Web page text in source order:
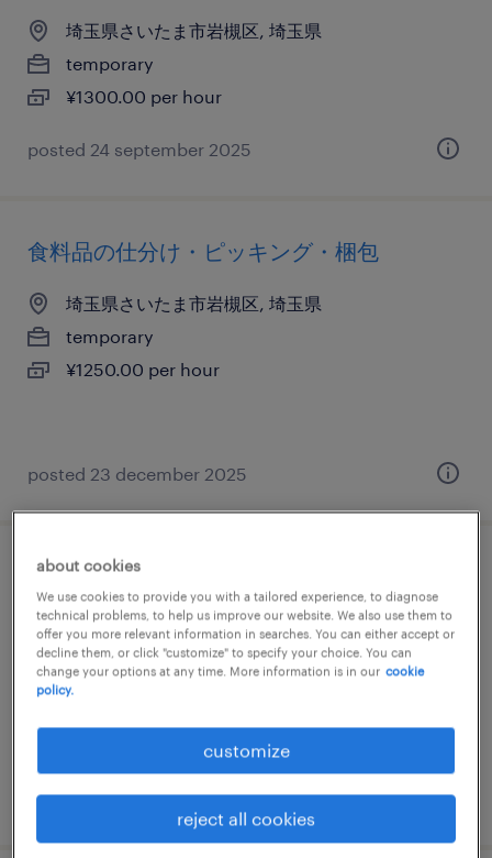
埼玉県さいたま市岩槻区, 埼玉県
temporary
¥1300.00 per hour
posted 24 september 2025
食料品の仕分け・ピッキング・梱包
埼玉県さいたま市岩槻区, 埼玉県
temporary
¥1250.00 per hour
posted 23 december 2025
流通・小売のフォークリフト、入出荷
埼玉県さいたま市岩槻区, 埼玉県
temporary
¥1600.00 per hour
posted 18 may 2026
about cookies
We use cookies to provide you with a tailored experience, to diagnose
technical problems, to help us improve our website. We also use them to
offer you more relevant information in searches. You can either accept or
decline them, or click "customize" to specify your choice. You can
change your options at any time. More information is in our cookie
policy.
customize
reject all cookies